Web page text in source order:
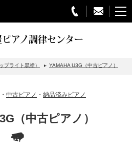
アノ調律センター
プライト黒塗） YAMAHA U3G（中古ピアノ）
・ 中古ピアノ ・ 納品済みピアノ
（中古ピアノ）